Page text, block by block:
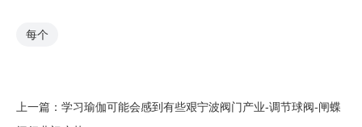
每个
上一篇： 学习瑜伽可能会感到有些艰宁波阀门产业-调节球阀-闸蝶